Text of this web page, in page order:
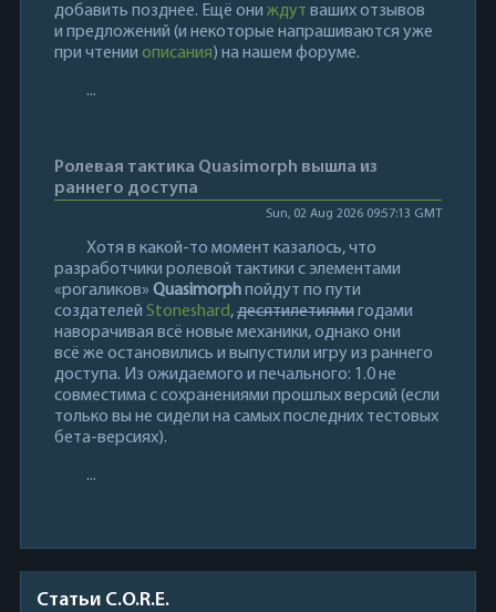
добавить позднее. Ещё они ждут ваших отзывов
и предложений (и некоторые напрашиваются уже
при чтении описания) на нашем форуме.
...
Ролевая тактика Quasimorph вышла из
раннего доступа
Sun, 02 Aug 2026 09:57:13 GMT
Хотя в какой-то момент казалось, что
разработчики ролевой тактики с элементами
«рогаликов» Quasimorphпойдут по пути
создателей Stoneshard,десятилетиямигодами
наворачивая всё новые механики, однако они
всё же остановились и выпустили игру из раннего
доступа. Из ожидаемого и печального: 1.0 не
совместима с сохранениями прошлых версий (если
только вы не сидели на самых последних тестовых
бета-версиях).
...
Статьи C.O.R.E.